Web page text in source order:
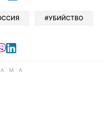
УБИЙСТВО
в Facebook
в X в Google news
Читайте в Viber
Читайте в LinkedIn